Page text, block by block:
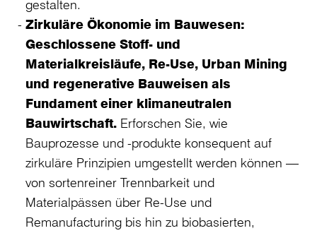
gestalten.
Zirkuläre Ökonomie im Bauwesen:
Geschlossene Stoff- und
Materialkreisläufe, Re-Use, Urban Mining
und regenerative Bauweisen als
Fundament einer klimaneutralen
Bauwirtschaft. Erforschen Sie, wie
Bauprozesse und -produkte konsequent auf
zirkuläre Prinzipien umgestellt werden können —
von sortenreiner Trennbarkeit und
Materialpässen über Re-Use und
Remanufacturing bis hin zu biobasierten,